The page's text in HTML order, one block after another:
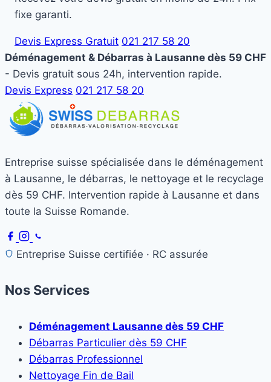
fixe garanti.
Devis Express Gratuit 021 217 58 20
Déménagement & Débarras à Lausanne dès 59 CHF
- Devis gratuit sous 24h, intervention rapide.
Devis Express 021 217 58 20
Entreprise suisse spécialisée dans le déménagement
à Lausanne, le débarras, le nettoyage et le recyclage
dès 59 CHF. Intervention rapide à Lausanne et dans
toute la Suisse Romande.
Entreprise Suisse certifiée · RC assurée
Nos Services
Déménagement Lausanne dès 59 CHF
Débarras Particulier dès 59 CHF
Débarras Professionnel
Nettoyage Fin de Bail